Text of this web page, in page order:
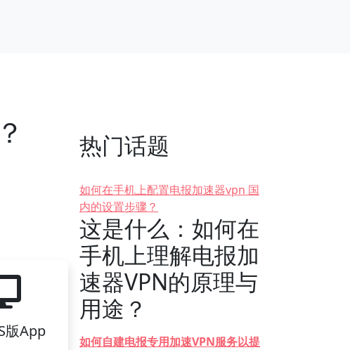
版App
热门话题
如何在手机上配置电报加速器vpn 国
内的设置步骤？
这是什么：如何在
手机上理解电报加
速器VPN的原理与
用途？
如何自建电报专用加速VPN服务以提